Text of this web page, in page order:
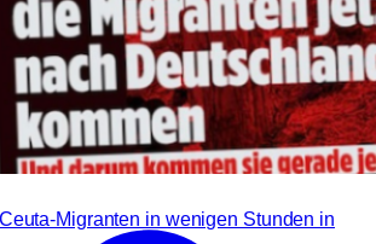
Migranten in wenigen Stunden in